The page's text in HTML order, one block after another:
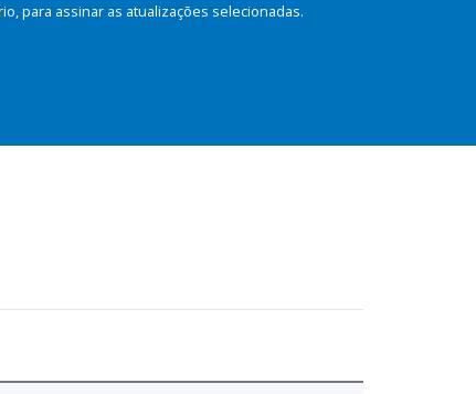
para assinar as atualizações selecionadas.